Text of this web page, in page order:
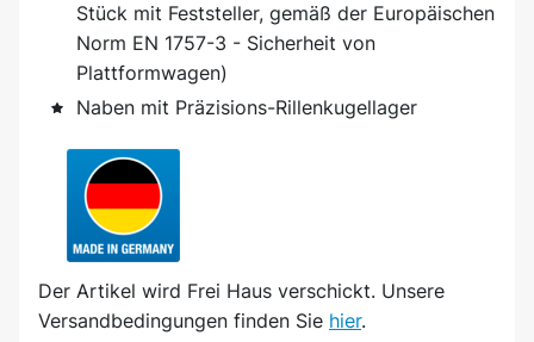
Stück mit Feststeller, gemäß der Europäischen
Norm EN 1757-3 - Sicherheit von
Plattformwagen)
Naben mit Präzisions-Rillenkugellager
Der Artikel wird Frei Haus verschickt. Unsere
Versandbedingungen finden Sie hier.